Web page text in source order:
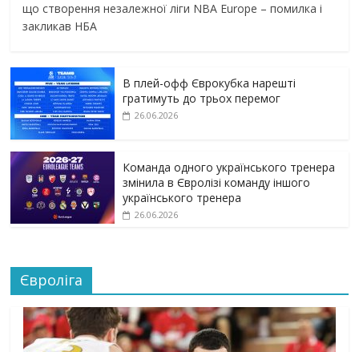
що створення незалежної ліги NBA Europe – помилка і
закликав НБА
В плей-офф Єврокубка нарешті
гратимуть до трьох перемог
26.06.2026
Команда одного українського тренера
змінила в Євролізі команду іншого
українського тренера
26.06.2026
Євроліга